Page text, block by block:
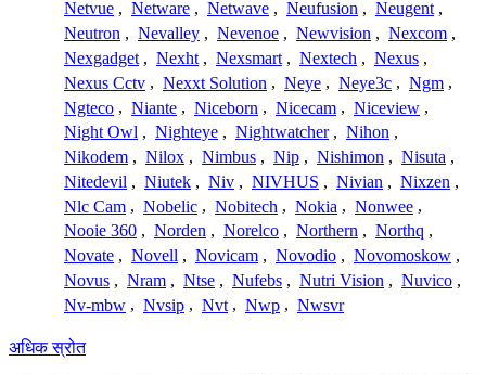
Netvue , Netware , Netwave , Neufusion , Neugent ,
Neutron , Nevalley , Nevenoe , Newvision , Nexcom ,
Nexgadget , Nexht , Nexsmart , Nextech , Nexus ,
Nexus Cctv , Nexxt Solution , Neye , Neye3c , Ngm ,
Ngteco , Niante , Niceborn , Nicecam , Niceview ,
Night Owl , Nighteye , Nightwatcher , Nihon ,
Nikodem , Nilox , Nimbus , Nip , Nishimon , Nisuta ,
Nitedevil , Niutek , Niv , NIVHUS , Nivian , Nixzen ,
Nlc Cam , Nobelic , Nobitech , Nokia , Nonwee ,
Nooie 360 , Norden , Norelco , Northern , Northq ,
Novate , Novell , Novicam , Novodio , Novomoskow ,
Novus , Nram , Ntse , Nufebs , Nutri Vision , Nuvico ,
Nv-mbw , Nvsip , Nvt , Nwp , Nwsvr
अधिक स्रोत